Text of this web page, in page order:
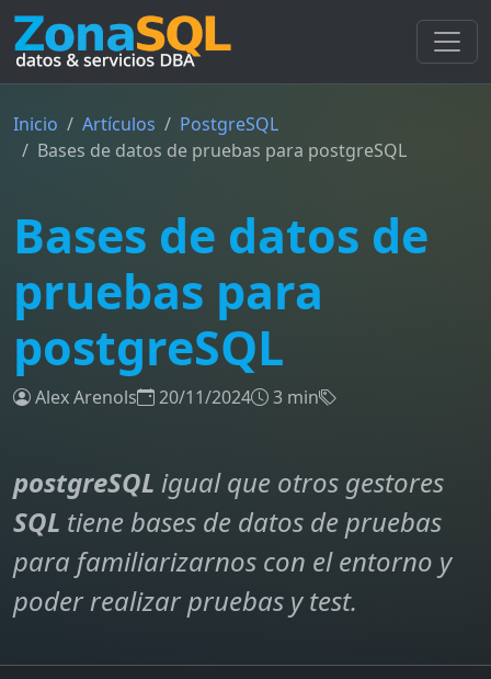
Inicio Artículos
PostgreSQL
Bases de datos de pruebas para postgreSQL
Bases de datos de
pruebas para
postgreSQL
Alex Arenols 20/11/2024 3 min
postgreSQL igual que otros gestores
SQL tiene bases de datos de pruebas
para familiarizarnos con el entorno y
poder realizar pruebas y test.